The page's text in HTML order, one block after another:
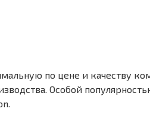
по цене и качеству
Особой